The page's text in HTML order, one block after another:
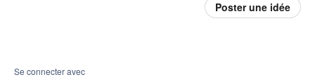
Poster une idée
Se connecter avec